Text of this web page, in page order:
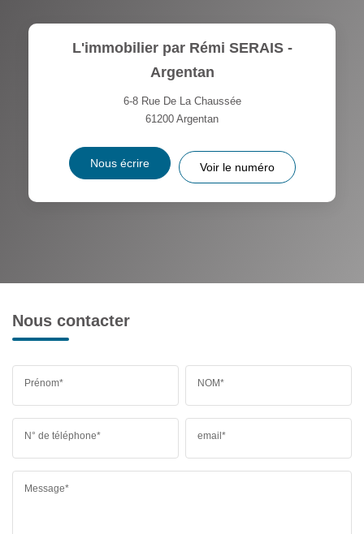
L'immobilier par Rémi SERAIS -
Argentan
6-8 Rue De La Chaussée
61200 Argentan
Nous écrire Voir le numéro
Nous contacter
Prénom* NOM*
N° de téléphone* email*
Message*